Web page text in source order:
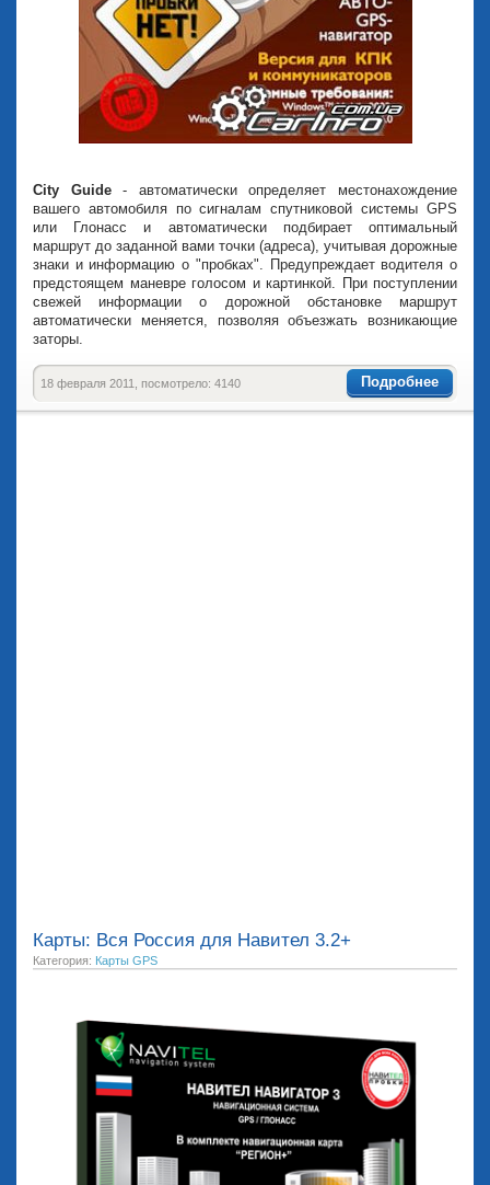
City Guide- автоматически определяет местонахождение
вашего автомобиля по сигналам спутниковой системы GPS
или Глонасс и автоматически подбирает оптимальный
маршрут до заданной вами точки (адреса), учитывая дорожные
знаки и информацию о "пробках". Предупреждает водителя о
предстоящем маневре голосом и картинкой. При поступлении
свежей информации о дорожной обстановке маршрут
автоматически меняется, позволяя объезжать возникающие
заторы.
Подробнее
18 февраля 2011, посмотрело: 4140
Карты: Вся Россия для Навител 3.2+
Категория: Карты GPS